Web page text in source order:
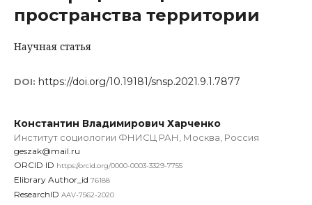
пространства территории
Научная статья
DOI: https://doi.org/10.19181/snsp.2021.9.1.7877
Константин Владимирович Харченко
Институт социологии ФНИСЦ РАН, Москва, Россия
geszak@mail.ru
ORCID ID https://orcid.org/0000-0003-3329-7755
Elibrary Author_id 76188
ResearchID AAV-7562-2020